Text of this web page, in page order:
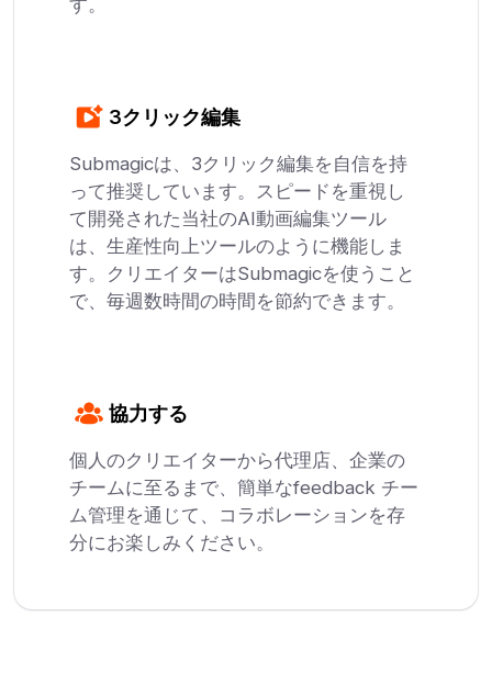
3クリック編集
Submagicは、3クリック編集を自信を持
って推奨しています。スピードを重視し
て開発された当社のAI動画編集ツール
は、生産性向上ツールのように機能しま
す。クリエイターはSubmagicを使うこと
で、毎週数時間の時間を節約できます。
協力する
個人のクリエイターから代理店、企業の
チームに至るまで、簡単なfeedback チー
ム管理を通じて、コラボレーションを存
分にお楽しみください。